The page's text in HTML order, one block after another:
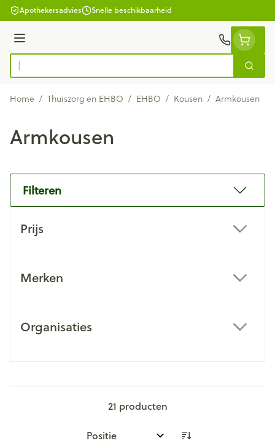
Ga naar de inhoud
Apothekersadvies Snelle beschikbaarheid
Menu
Product, merk, categorie... Zoek
Home / Thuiszorg en EHBO / EHBO / Kousen / Armkousen
Armkousen
Filteren
Prijs
Merken
Organisaties
21 producten
Sorteer op: